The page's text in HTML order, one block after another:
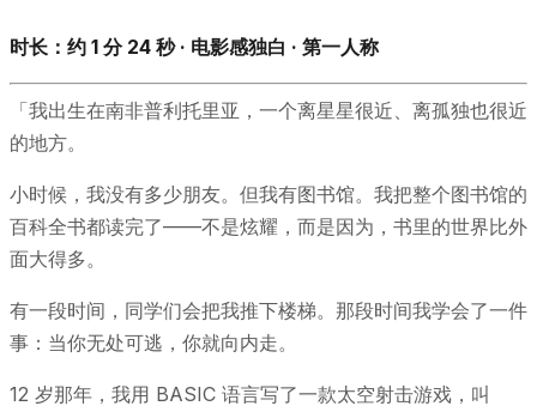
时长：约 1 分 24 秒 · 电影感独白 · 第一人称
「我出生在南非普利托里亚，一个离星星很近、离孤独也很近
的地方。
小时候，我没有多少朋友。但我有图书馆。我把整个图书馆的
百科全书都读完了——不是炫耀，而是因为，书里的世界比外
面大得多。
有一段时间，同学们会把我推下楼梯。那段时间我学会了一件
事：当你无处可逃，你就向内走。
12 岁那年，我用 BASIC 语言写了一款太空射击游戏，叫